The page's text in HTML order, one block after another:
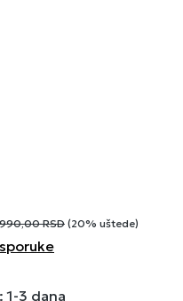
RSD (20% uštede)
1-3 dana